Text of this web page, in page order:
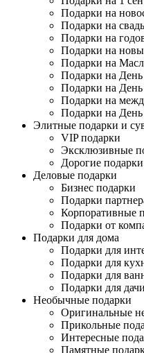
Подарки на
Подарки на
Подарки на
Подарки на
Подарки на
Подарки на День
Подарки на День
Подарки на
Подарки на
Элитные подарки и
VIP подарки
Эксклюзивные
Дорогие
Деловые подарки
Бизнес подарки
Подарки
Корпоративные
Подарки от
Подарки для дома
Подарки для
Подарки для
Подарки для
Подарки для дачи
Необычные подарки
Оригинальные
Прикольные
Интересные
Памятные